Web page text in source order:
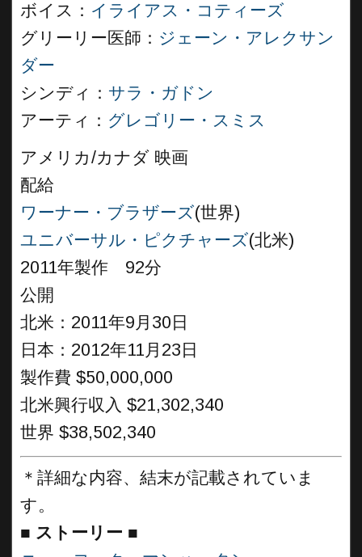
ボイス： イライアス・コティーズ
グリーリー医師： ジェーン・アレクサン
ダー
シンディ： サラ・ガドン
アーティ： グレゴリー・スミス
アメリカ/カナダ 映画
配給
ワーナー・ブラザーズ(世界)
ユニバーサル・ピクチャーズ(北米)
2011年製作 92分
公開
北米：2011年9月30日
日本：2012年11月23日
製作費 $50,000,000
北米興行収入 $21,302,340
世界 $38,502,340
＊詳細な内容、結末が記載されていま
す。
■ ストーリー ■